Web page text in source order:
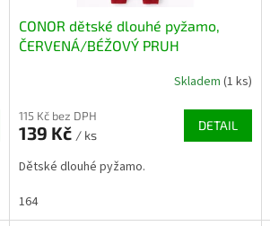
CONOR dětské dlouhé pyžamo,
ČERVENÁ/BÉŽOVÝ PRUH
Skladem (1 ks)
115 Kč bez DPH
139 Kč / ks
DETAIL
Dětské dlouhé pyžamo.
164